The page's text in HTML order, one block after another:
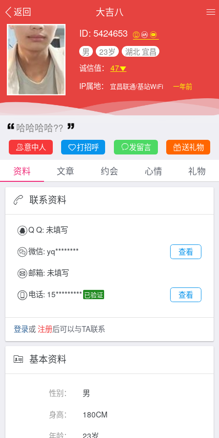
返回
大吉八
ID: 5424653
男 23岁
湖北 宜昌
诚信值： 47
IP属地：
宜昌联通/基站WiFi 一年前
哈哈哈哈??
意中人 打招呼 发留言 送礼物
资料 文章 约会 心情 礼物
联系资料
Q Q: 未填写
微信: yq********
查看
邮箱: 未填写
电话: 15********* 已验证 查看
登录或注册后可以与TA联系
基本资料
性别：
男
身高：
180CM
年龄：
23岁